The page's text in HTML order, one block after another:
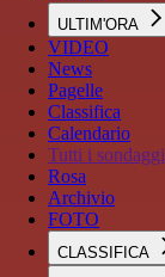
ULTIM'ORA
VIDEO
News
Pagelle
Classifica
Calendario
Tutti i sondaggi
Rosa
Archivio
FOTO
CLASSIFICA